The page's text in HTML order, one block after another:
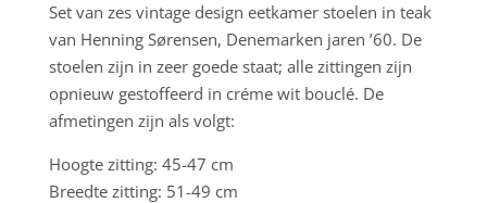
Set van zes vintage design eetkamer stoelen in teak
van Henning Sørensen, Denemarken jaren ’60. De
stoelen zijn in zeer goede staat; alle zittingen zijn
opnieuw gestoffeerd in créme wit bouclé. De
afmetingen zijn als volgt:
Hoogte zitting: 45-47 cm
Breedte zitting: 51-49 cm